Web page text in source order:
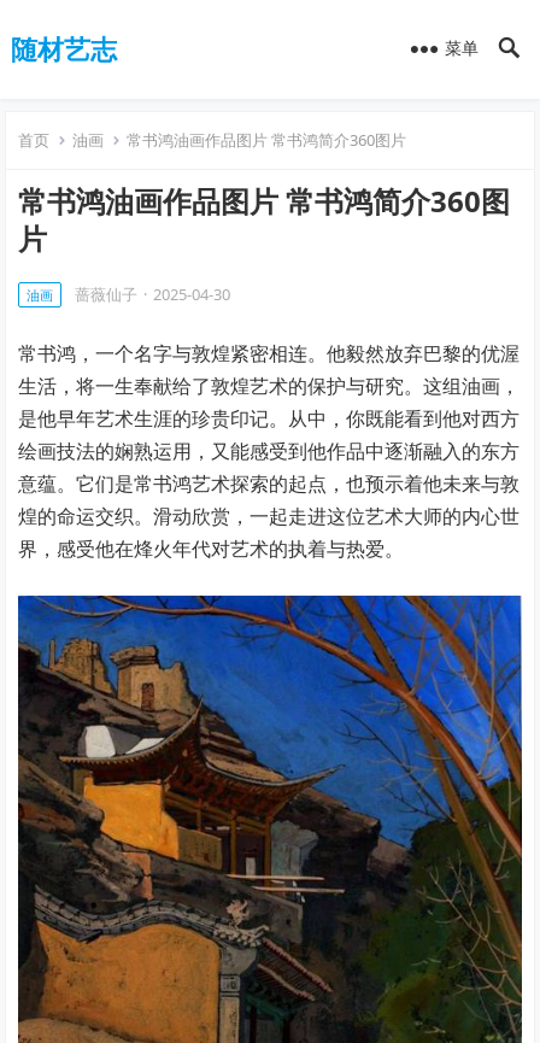
随材艺志 菜单
首页 油画 常书鸿油画作品图片 常书鸿简介360图片
常书鸿油画作品图片 常书鸿简介360图
片
油画 蔷薇仙子 · 2025-04-30
常书鸿，一个名字与敦煌紧密相连。他毅然放弃巴黎的优渥
生活，将一生奉献给了敦煌艺术的保护与研究。这组油画，
是他早年艺术生涯的珍贵印记。从中，你既能看到他对西方
绘画技法的娴熟运用，又能感受到他作品中逐渐融入的东方
意蕴。它们是常书鸿艺术探索的起点，也预示着他未来与敦
煌的命运交织。滑动欣赏，一起走进这位艺术大师的内心世
界，感受他在烽火年代对艺术的执着与热爱。